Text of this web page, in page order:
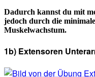
Dadurch kannst du mit
jedoch durch die
Muskelwachstum.
1b) Extensoren